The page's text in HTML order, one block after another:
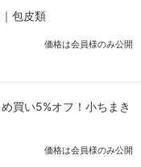
包皮類
価格は会員様のみ公開
買い5%オフ！小ちまき
価格は会員様のみ公開